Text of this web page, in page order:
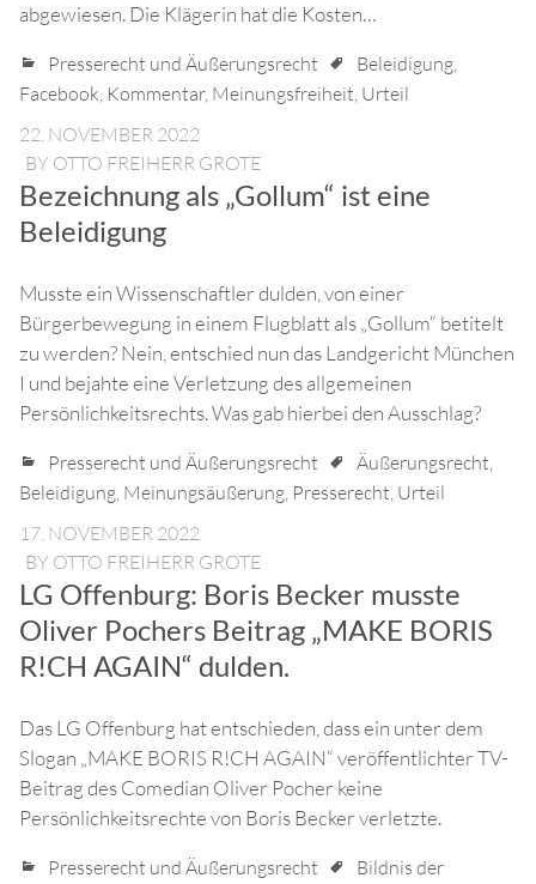
abgewiesen. Die Klägerin hat die Kosten…
Presserecht und Äußerungsrecht Beleidigung,
Facebook, Kommentar, Meinungsfreiheit, Urteil
22. NOVEMBER 2022
BY OTTO FREIHERR GROTE
Bezeichnung als „Gollum“ ist eine
Beleidigung
Musste ein Wissenschaftler dulden, von einer
Bürgerbewegung in einem Flugblatt als „Gollum“ betitelt
zu werden? Nein, entschied nun das Landgericht München
I und bejahte eine Verletzung des allgemeinen
Persönlichkeitsrechts. Was gab hierbei den Ausschlag?
Presserecht und Äußerungsrecht Äußerungsrecht,
Beleidigung, Meinungsäußerung, Presserecht, Urteil
17. NOVEMBER 2022
BY OTTO FREIHERR GROTE
LG Offenburg: Boris Becker musste
Oliver Pochers Beitrag „MAKE BORIS
R!CH AGAIN“ dulden.
Das LG Offenburg hat entschieden, dass ein unter dem
Slogan „MAKE BORIS R!CH AGAIN“ veröffentlichter TV-
Beitrag des Comedian Oliver Pocher keine
Persönlichkeitsrechte von Boris Becker verletzte.
Presserecht und Äußerungsrecht
Bildnis der